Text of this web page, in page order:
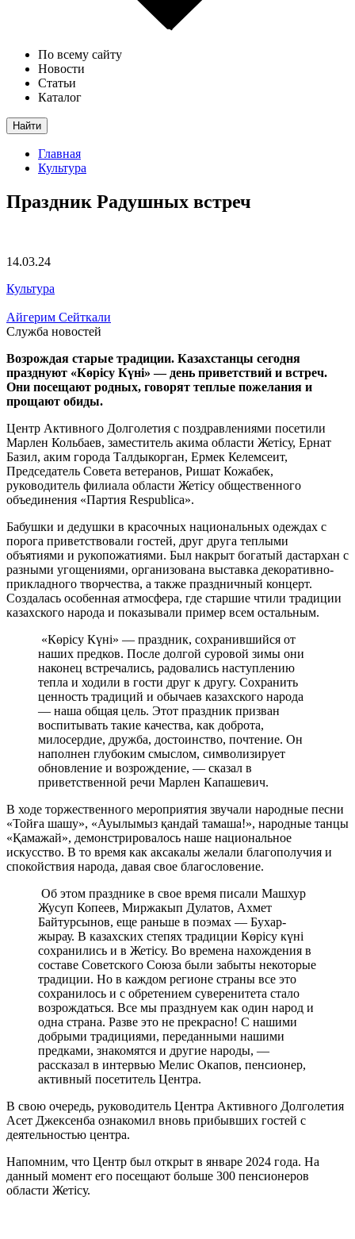
По всему сайту
Новости
Статьи
Каталог
Найти
Главная
Культура
Праздник Радушных встреч
14.03.24
Культура
Айгерим Сейткали
Служба новостей
Возрождая старые традиции. Казахстанцы сегодня
празднуют «Көрісу Күні» — день приветствий и встреч.
Они посещают родных, говорят теплые пожелания и
прощают обиды.
Центр Активного Долголетия с поздравлениями посетили
Марлен Кольбаев, заместитель акима области Жетісу, Ернат
Базил, аким города Талдыкорган, Ермек Келемсеит,
Председатель Совета ветеранов, Ришат Кожабек,
руководитель филиала области Жетісу общественного
объединения «Партия Respublica».
Бабушки и дедушки в красочных национальных одеждах с
порога приветствовали гостей, друг друга теплыми
объятиями и рукопожатиями. Был накрыт богатый дастархан с
разными угощениями, организована выставка декоративно-
прикладного творчества, а также праздничный концерт.
Создалась особенная атмосфера, где старшие чтили традиции
казахского народа и показывали пример всем остальным.
«Көрісу Күні» — праздник, сохранившийся от
наших предков. После долгой суровой зимы они
наконец встречались, радовались наступлению
тепла и ходили в гости друг к другу. Сохранить
ценность традиций и обычаев казахского народа
— наша общая цель. Этот праздник призван
воспитывать такие качества, как доброта,
милосердие, дружба, достоинство, почтение. Он
наполнен глубоким смыслом, символизирует
обновление и возрождение, — сказал в
приветственной речи Марлен Капашевич.
В ходе торжественного мероприятия звучали народные песни
«Тойға шашу», «Ауылымыз қандай тамаша!», народные танцы
«Қамажай», демонстрировалось наше национальное
искусство. В то время как аксакалы желали благополучия и
спокойствия народа, давая свое благословение.
Об этом празднике в свое время писали Машхур
Жусуп Копеев, Миржакып Дулатов, Ахмет
Байтурсынов, еще раньше в поэмах — Бухар-
жырау. В казахских степях традиции Көрісу күні
сохранились и в Жетісу. Во времена нахождения в
составе Советского Союза были забыты некоторые
традиции. Но в каждом регионе страны все это
сохранилось и с обретением суверенитета стало
возрождаться. Все мы празднуем как один народ и
одна страна. Разве это не прекрасно! С нашими
добрыми традициями, переданными нашими
предками, знакомятся и другие народы, —
рассказал в интервью Мелис Окапов, пенсионер,
активный посетитель Центра.
В свою очередь, руководитель Центра Активного Долголетия
Асет Джексенба ознакомил вновь прибывших гостей с
деятельностью центра.
Напомним, что Центр был открыт в январе 2024 года. На
данный момент его посещают больше 300 пенсионеров
области Жетісу.